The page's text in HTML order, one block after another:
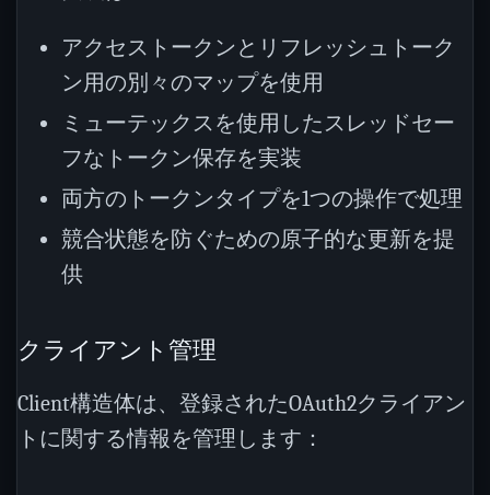
アクセストークンとリフレッシュトーク
ン用の別々のマップを使用
ミューテックスを使用したスレッドセー
フなトークン保存を実装
両方のトークンタイプを1つの操作で処理
競合状態を防ぐための原子的な更新を提
供
クライアント管理
Client構造体は、登録されたOAuth2クライアン
トに関する情報を管理します：